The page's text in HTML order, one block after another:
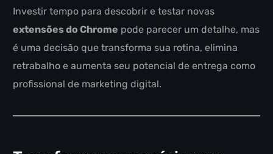
Investir tempo para descobrir e testar novas
extensões do Chrome pode parecer um detalhe, mas
é uma decisão que transforma sua rotina, elimina
retrabalho e aumenta seu potencial de entrega como
profissional de marketing digital.